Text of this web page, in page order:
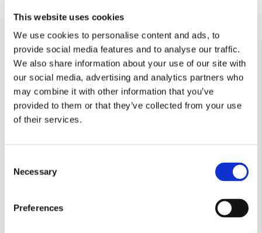
This website uses cookies
We use cookies to personalise content and ads, to
provide social media features and to analyse our traffic.
We also share information about your use of our site with
our social media, advertising and analytics partners who
may combine it with other information that you’ve
provided to them or that they’ve collected from your use
of their services.
Selection
Necessary
Preferences
€ 9,99
Uitverkocht
BLIJF OP DE HOOGTE
Uitverkocht
BLIJF OP DE HOOGTE